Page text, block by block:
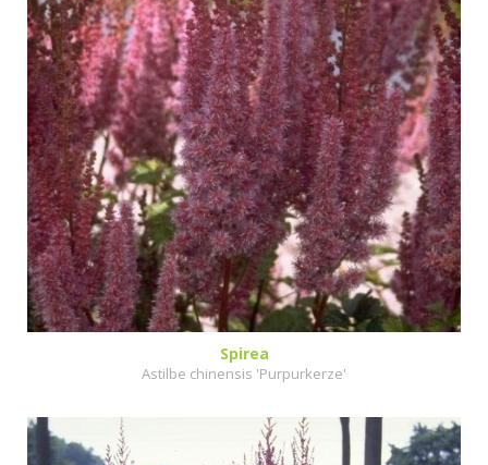
Spirea
Astilbe chinensis 'Purpurkerze'